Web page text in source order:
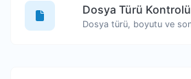
Dosya Türü Kontrolü